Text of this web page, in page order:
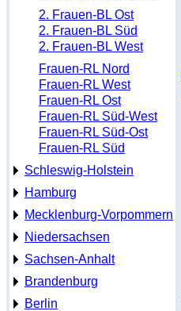
2. Frauen-BL Ost
2. Frauen-BL Süd
2. Frauen-BL West
Frauen-RL Nord
Frauen-RL West
Frauen-RL Ost
Frauen-RL Süd-West
Frauen-RL Süd-Ost
Frauen-RL Süd
Schleswig-Holstein
Hamburg
Mecklenburg-Vorpommern
Niedersachsen
Sachsen-Anhalt
Brandenburg
Berlin